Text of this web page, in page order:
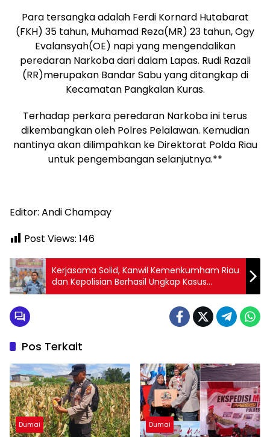
Para tersangka adalah Ferdi Kornard Hutabarat
(FKH) 35 tahun, Muhamad Reza(MR) 23 tahun, Ogy
Evalansyah(OE) napi yang mengendalikan
peredaran Narkoba dari dalam Lapas. Rudi Razali
(RR)merupakan Bandar Sabu yang ditangkap di
Kecamatan Pangkalan Kuras.
Terhadap perkara peredaran Narkoba ini terus
dikembangkan oleh Polres Pelalawan. Kemudian
nantinya akan dilimpahkan ke Direktorat Polda Riau
untuk pengembangan selanjutnya.**
Editor: Andi Champay
Post Views: 146
Kerjasama Solid, Kanwil Kemenkumham Riau
dan Kepolisian Berhasil Ungkap Kasus
Narkoba
Pos Terkait
Dumai Dumai